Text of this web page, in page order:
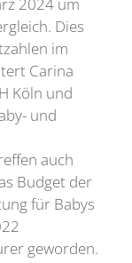
2024 um
Dies
im
Carina
Köln und
und
auch
Budget der
für Babys
geworden.